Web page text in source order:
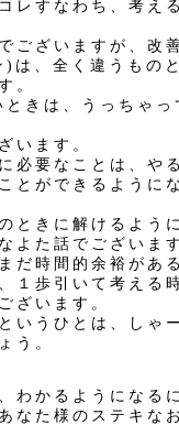
レすなわち、考え
ございますが、改
は、全く違うもの
。
きは、うっちゃっ
います。
必要なことは、や
とができるように
ときに解けるよう
よた話でございま
だ時間的余裕があ
１歩引いて考える
ざいます。
いうひとは、しゃ
う。
わかるようになる
なた様のステキな